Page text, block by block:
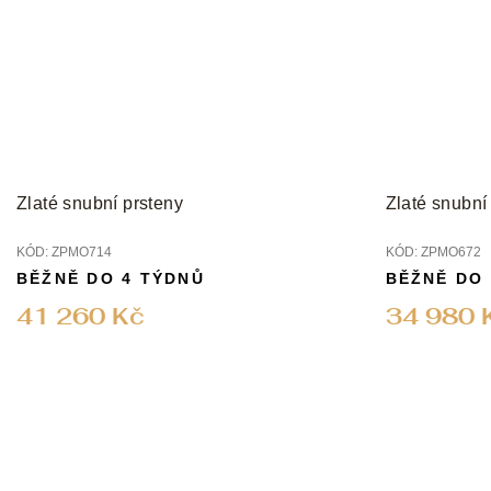
Zlaté snubní prsteny
KÓD: ZPMO714
41 260 Kč
BĚŽNĚ DO 4 TÝDNŮ
Zlaté snubní
KÓD: ZPMO672
34 980
BĚŽNĚ DO